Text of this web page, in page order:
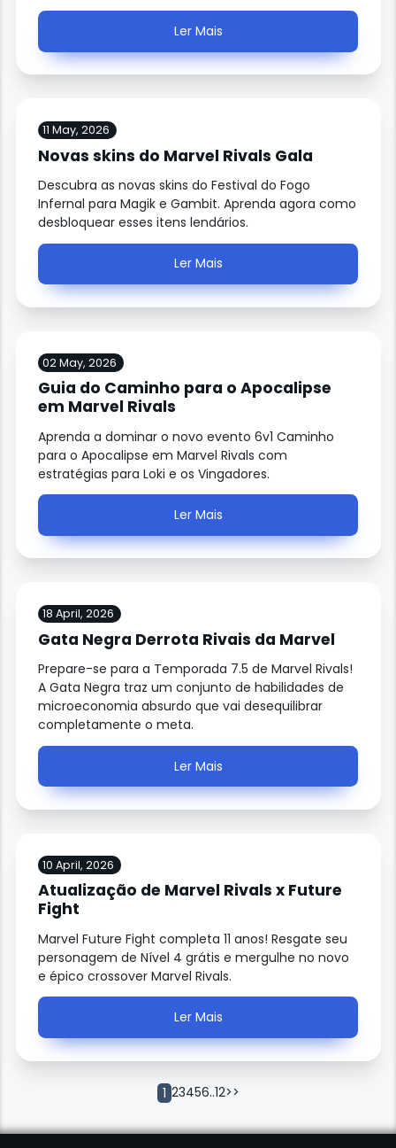
Ler Mais
11 May, 2026
Novas skins do Marvel Rivals Gala
Descubra as novas skins do Festival do Fogo
Infernal para Magik e Gambit. Aprenda agora como
desbloquear esses itens lendários.
Ler Mais
02 May, 2026
Guia do Caminho para o Apocalipse
em Marvel Rivals
Aprenda a dominar o novo evento 6v1 Caminho
para o Apocalipse em Marvel Rivals com
estratégias para Loki e os Vingadores.
Ler Mais
18 April, 2026
Gata Negra Derrota Rivais da Marvel
Prepare-se para a Temporada 7.5 de Marvel Rivals!
A Gata Negra traz um conjunto de habilidades de
microeconomia absurdo que vai desequilibrar
completamente o meta.
Ler Mais
10 April, 2026
Atualização de Marvel Rivals x Future
Fight
Marvel Future Fight completa 11 anos! Resgate seu
personagem de Nível 4 grátis e mergulhe no novo
e épico crossover Marvel Rivals.
Ler Mais
1 23456..12>>